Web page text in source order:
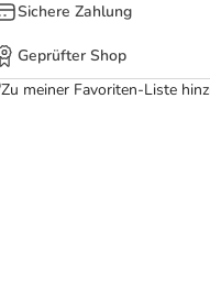
Sichere Zahlung
Geprüfter Shop
Zu meiner Favoriten-Liste